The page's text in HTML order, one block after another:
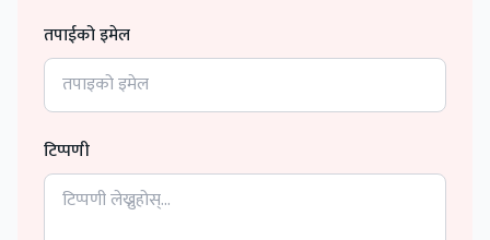
तपाईको इमेल
टिप्पणी